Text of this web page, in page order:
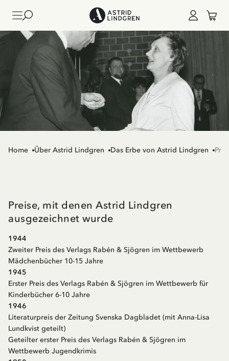
Home Über Astrid Lindgren Das Erbe von Astrid Lindgren
Preise, mit denen Astrid Lindgren
ausgezeichnet wurde
1944
Zweiter Preis des Verlags Rabén & Sjögren im Wettbewerb
Mädchenbücher 10-15 Jahre
1945
Erster Preis des Verlags Rabén & Sjögren im Wettbewerb für
Kinderbücher 6-10 Jahre
1946
Literaturpreis der Zeitung Svenska Dagbladet (mit Anna-Lisa
Lundkvist geteilt)
Geteilter erster Preis des Verlags Rabén & Sjögren im
Wettbewerb Jugendkrimis